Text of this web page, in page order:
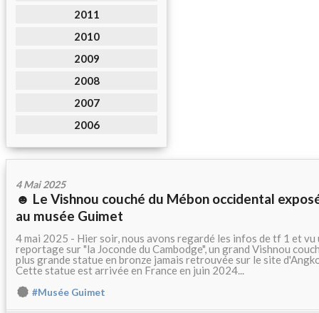
2011
2010
2009
2008
2007
2006
4 Mai 2025
☻ Le Vishnou couché du Mébon occidental
au musée Guimet
4 mai 2025 - Hier soir, nous avons regardé les infos de tf 1 et vu
reportage sur "la Joconde du Cambodge", un grand Vishnou
plus grande statue en bronze jamais retrouvée sur le site
Cette statue est arrivée en France en juin 2024...
#Musée Guimet